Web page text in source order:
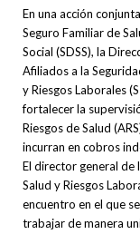
En una acción
Seguro Familiar de
Social (SDSS), la
Afiliados a la
y Riesgos Laborales
fortalecer la
Riesgos de Salud
incurran en cobros
El director general de
Salud y Riesgos
encuentro en el que
trabajar de manera